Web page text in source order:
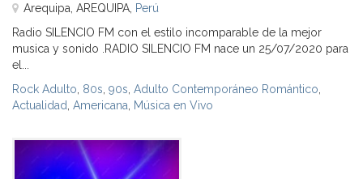
Arequipa, AREQUIPA, Perú
Radio SILENCIO FM con el estilo incomparable de la mejor
musica y sonido .RADIO SILENCIO FM nace un 25/07/2020 para
el...
Rock Adulto 80s 90s Adulto Contemporáneo Romántico
Actualidad Americana Música en Vivo